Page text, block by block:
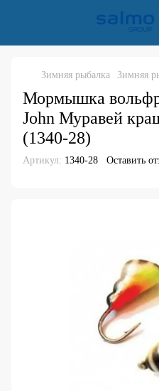
Зимняя рыбалка Зимняя
Мормышка
John Муравей
(1340-28)
Артикул: 1340-28 Оставить